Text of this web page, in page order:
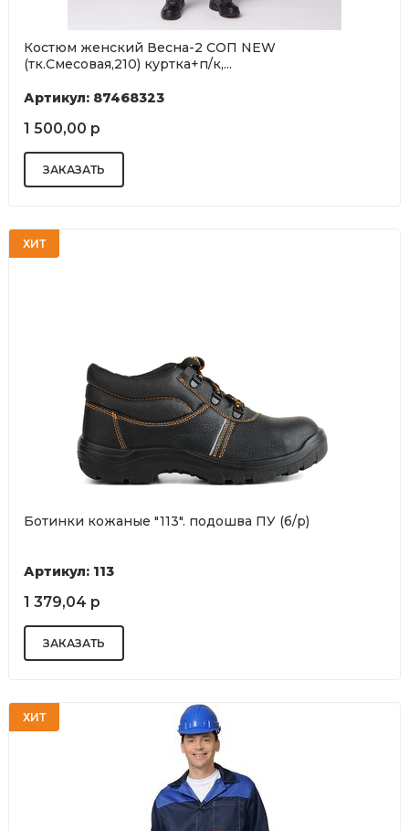
Костюм женский Весна-2 СОП NEW
(тк.Смесовая,210) куртка+п/к,...
Артикул: 87468323
1 500,00 р
ХИТ
Ботинки кожаные "113". подошва ПУ (б/р)
Артикул: 113
1 379,04 р
ХИТ